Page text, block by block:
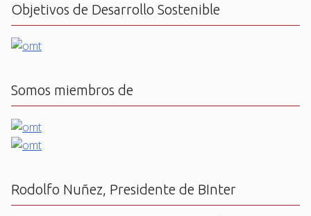
Objetivos de Desarrollo Sostenible
Somos miembros de
Rodolfo Nuñez, Presidente de BInter